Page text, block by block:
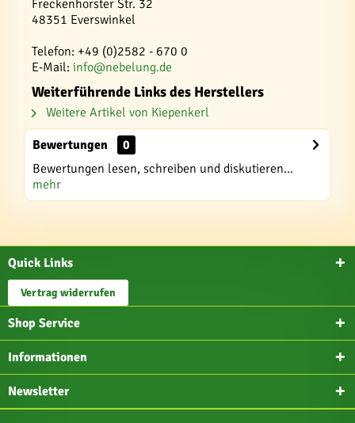
Freckenhorster Str. 32
48351 Everswinkel
Telefon: +49 (0)2582 - 670 0
E-Mail: info@nebelung.de
Weiterführende Links des Herstellers
Weitere Artikel von Kiepenkerl
Bewertungen
0
Bewertungen lesen, schreiben und diskutieren...
mehr
Quick Links
Vertrag widerrufen
Shop Service
Informationen
Newsletter